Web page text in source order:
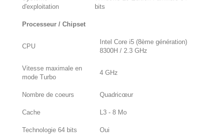
d'exploitation
bits
Processeur / Chipset
CPU
Intel Core i5 (8ème génération)
8300H / 2.3 GHz
Vitesse maximale en
mode Turbo
4 GHz
Nombre de coeurs Quadricœur
Cache L3 - 8 Mo
Technologie 64 bits Oui